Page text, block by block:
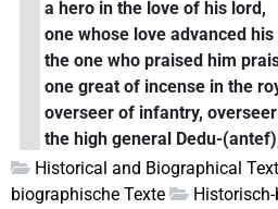
a hero in the love of his lord,
one whose love advanced
the one who praised him
one great of incense in the
overseer of infantry,
the high general Dedu-(antef),
Historical and Biographical
biographische Texte